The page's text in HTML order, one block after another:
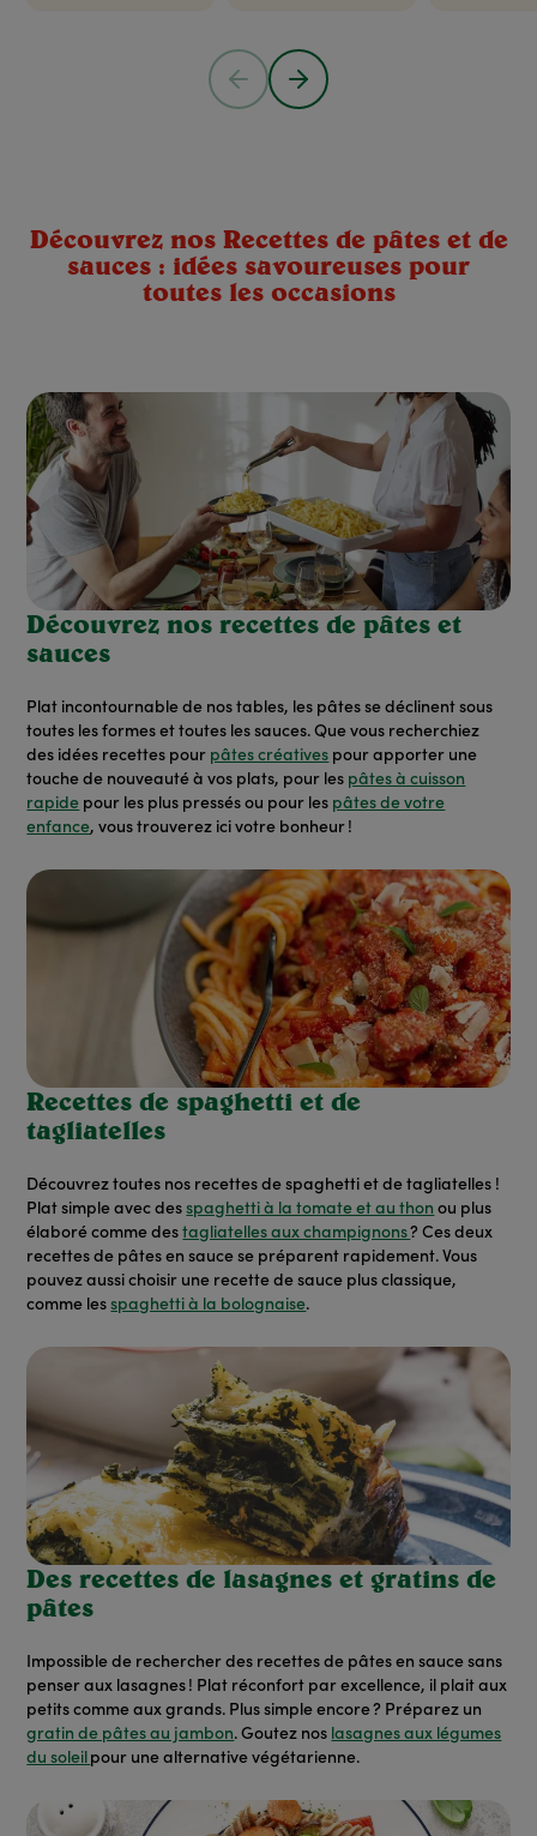
Découvrez nos Recettes de pâtes et de
sauces : idées savoureuses pour
toutes les occasions
Découvrez nos recettes de pâtes et
sauces
Plat incontournable de nos tables, les pâtes se déclinent sous
toutes les formes et toutes les sauces. Que vous recherchiez
des idées recettes pour pâtes créatives pour apporter une
touche de nouveauté à vos plats, pour les pâtes à cuisson
rapide pour les plus pressés ou pour les pâtes de votre
enfance, vous trouverez ici votre bonheur !
Recettes de spaghetti et de
tagliatelles
Découvrez toutes nos recettes de spaghetti et de tagliatelles !
Plat simple avec desspaghetti à la tomate et au thon ou plus
élaboré comme destagliatelles aux champignons? Ces deux
recettes de pâtes en sauce se préparent rapidement. Vous
pouvez aussi choisir une recette de sauce plus classique,
comme lesspaghetti à la bolognaise.
Des recettes de lasagnes et gratins de
pâtes
Impossible de rechercher des recettes de pâtes en sauce sans
penser aux lasagnes ! Plat réconfort par excellence, il plait aux
petits comme aux grands. Plus simple encore ? Préparez un
gratin de pâtes au jambon. Goutez nos lasagnes aux légumes
du soleil pour une alternative végétarienne.